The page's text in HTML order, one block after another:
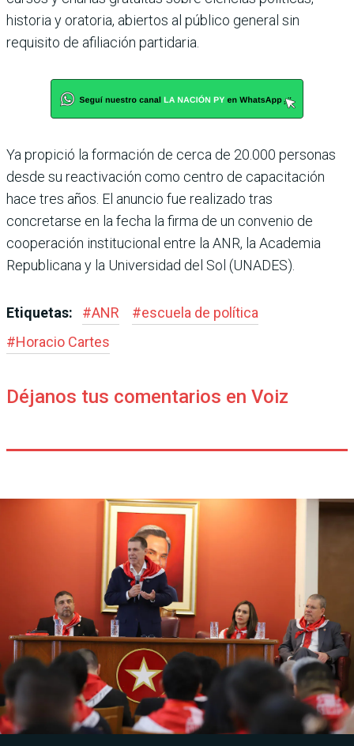
historia y orato­ria, abiertos al público general sin
requisito de afiliación partidaria.
Ya propició la formación de cerca de 20.000 personas
desde su reactivación como centro de capacitación
hace tres años. El anuncio fue rea­lizado tras
concretarse en la fecha la firma de un convenio de
cooperación institucional entre la ANR, la Academia
Republicana y la Universi­dad del Sol (UNADES).
Etiquetas: #ANR #escuela de política
#Horacio Cartes
Déjanos tus comentarios en Voiz